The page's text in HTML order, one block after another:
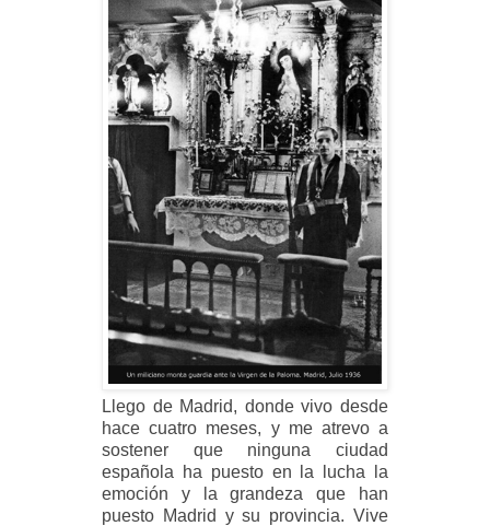
Llego de Madrid, donde vivo desde
hace cuatro meses, y me atrevo a
sostener que ninguna ciudad
española ha puesto en la lucha la
emoción y la grandeza que han
puesto Madrid y su provincia. Vive